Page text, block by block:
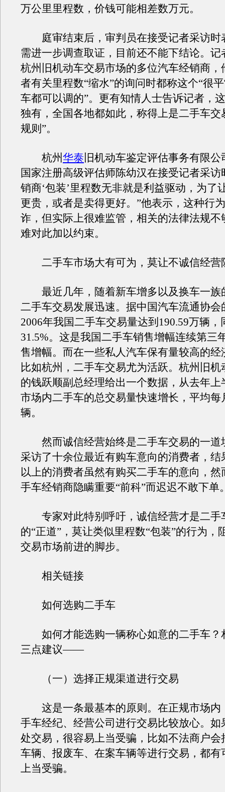
万公里里程数，价钱可能相差数万元。
庭审结束后，审判员在接受记者采访时
需进一步调查取证，目前还不能下结论。记
杭州旧机动车交易市场的多位汽车经销商，
者有关里程数“缩水”的询问时都称这个“很
车都可以调的”。更有知情人士告诉记者，
独有，全国各地都如此，称得上是二手车交
规则”。
杭州华泰 旧机动车鉴定评估事务有限
国家注册高级评估师陈幼汉在接受记者采访
销商‘包装’里程数无非就是利益驱动，为了
更贵，或者是卖得更好。”他表示，这种行
诈，但实际上很难监管，相关的法律法规不
难对此加以约束。
二手车市场大有可为，莫让不诚信经营
最近几年，随着新车增多以及换车一族
二手车交易发展迅速。据中国汽车流通协会
2006年我国二手车交易量达到190.59万辆，
31.5%。这是我国二手车销售增幅连续第三
售增幅。而在一些私人汽车保有量较高的经
比如杭州，二手车交易尤为活跃。杭州旧机
的钱跃顺副总经理给出一个数据，从去年上
市场内二手车的总交易量快速增长，平均每
辆。
然而诚信经营始终是二手车交易的一道
采访了十余位最近有购车意向的消费者，结
以上的消费者虽然有购买二手车的意向，然
手车经销商隐瞒重要“前科”而迟迟不敢下单
专家对此特别呼吁，诚信经营才是二手
的“正道”，莫让类似里程数“包装”的行为，
交易市场前进的脚步。
相关链接
如何选购二手车
如何才能选购一辆称心如意的二手车？
三点建议——
（一）选择正规渠道进行交易
这是一条最基本的原则。在正规市场内
手车经纪、经营公司进行交易比较放心。如
处交易，很容易上当受骗，比如不法商户会
车辆、报废车、在案车辆等进行交易，都有
上当受骗。